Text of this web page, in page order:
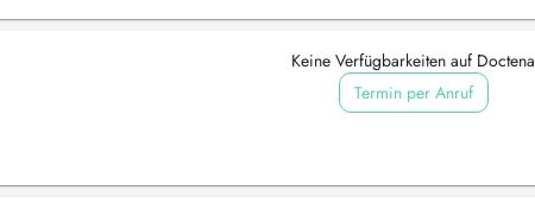
Keine Verfügbarkeiten auf Doctena
Termin per Anruf